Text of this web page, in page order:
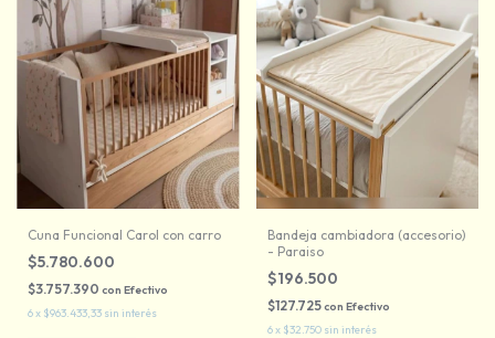
Cuna Funcional Carol con carro
$5.780.600
$3.757.390 con Efectivo
6x $963.433,33 sin interés
Bandeja cambiadora (accesorio)
- Paraiso
$196.500
$127.725con Efectivo
6x $32.750 sin interés